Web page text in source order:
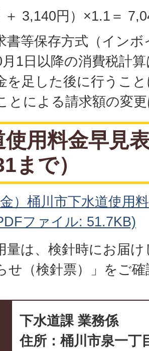
＋ 3,140円）×1.1＝
等保存方式（インボ
1日以降の消費税計
を足した後に行うこ
とによる請求額の変
使用料金早見
まで）
金）桶川市下水道使用
ファイル: 51.7KB)
量は、検針時にお届
せ（検針票）」をご
下水道課 業務係
住所：桶川市泉一丁